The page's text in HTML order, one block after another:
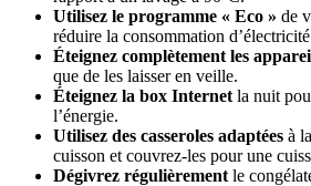
Utilisez le programme « Eco » de
réduire la consommation d’électricité
Éteignez complètement les
que de les laisser en veille.
Éteignez la box Internet la nuit
l’énergie.
Utilisez des casseroles adaptées à
cuisson et couvrez-les pour une
Dégivrez régulièrement le